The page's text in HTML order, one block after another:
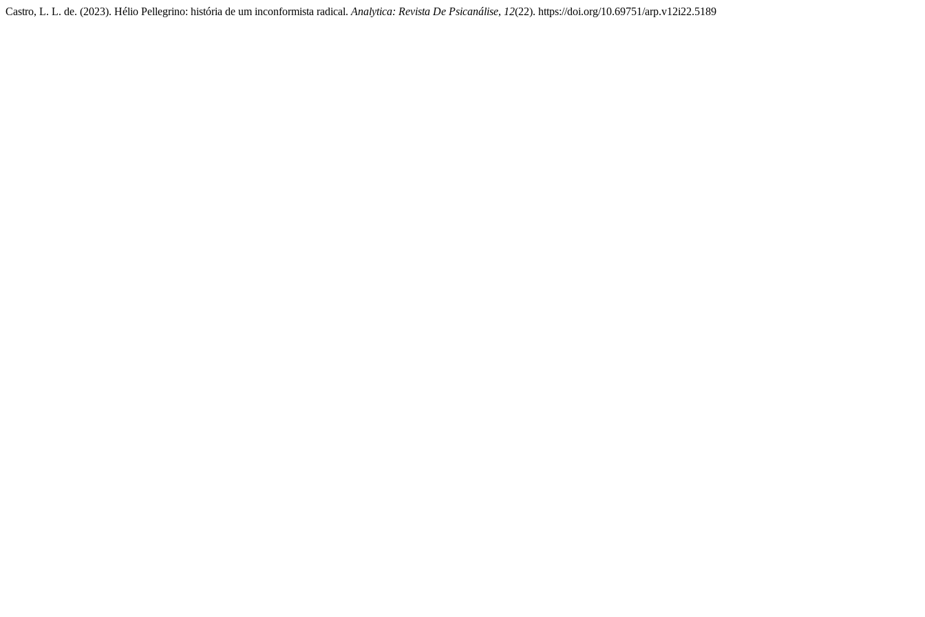
Castro, L. L. de. (2023). Hélio Pellegrino: história de um inconformista radical. Analytica: Revista De Psicanálise, 12(22). https://doi.org/10.69751/arp.v12i22.5189